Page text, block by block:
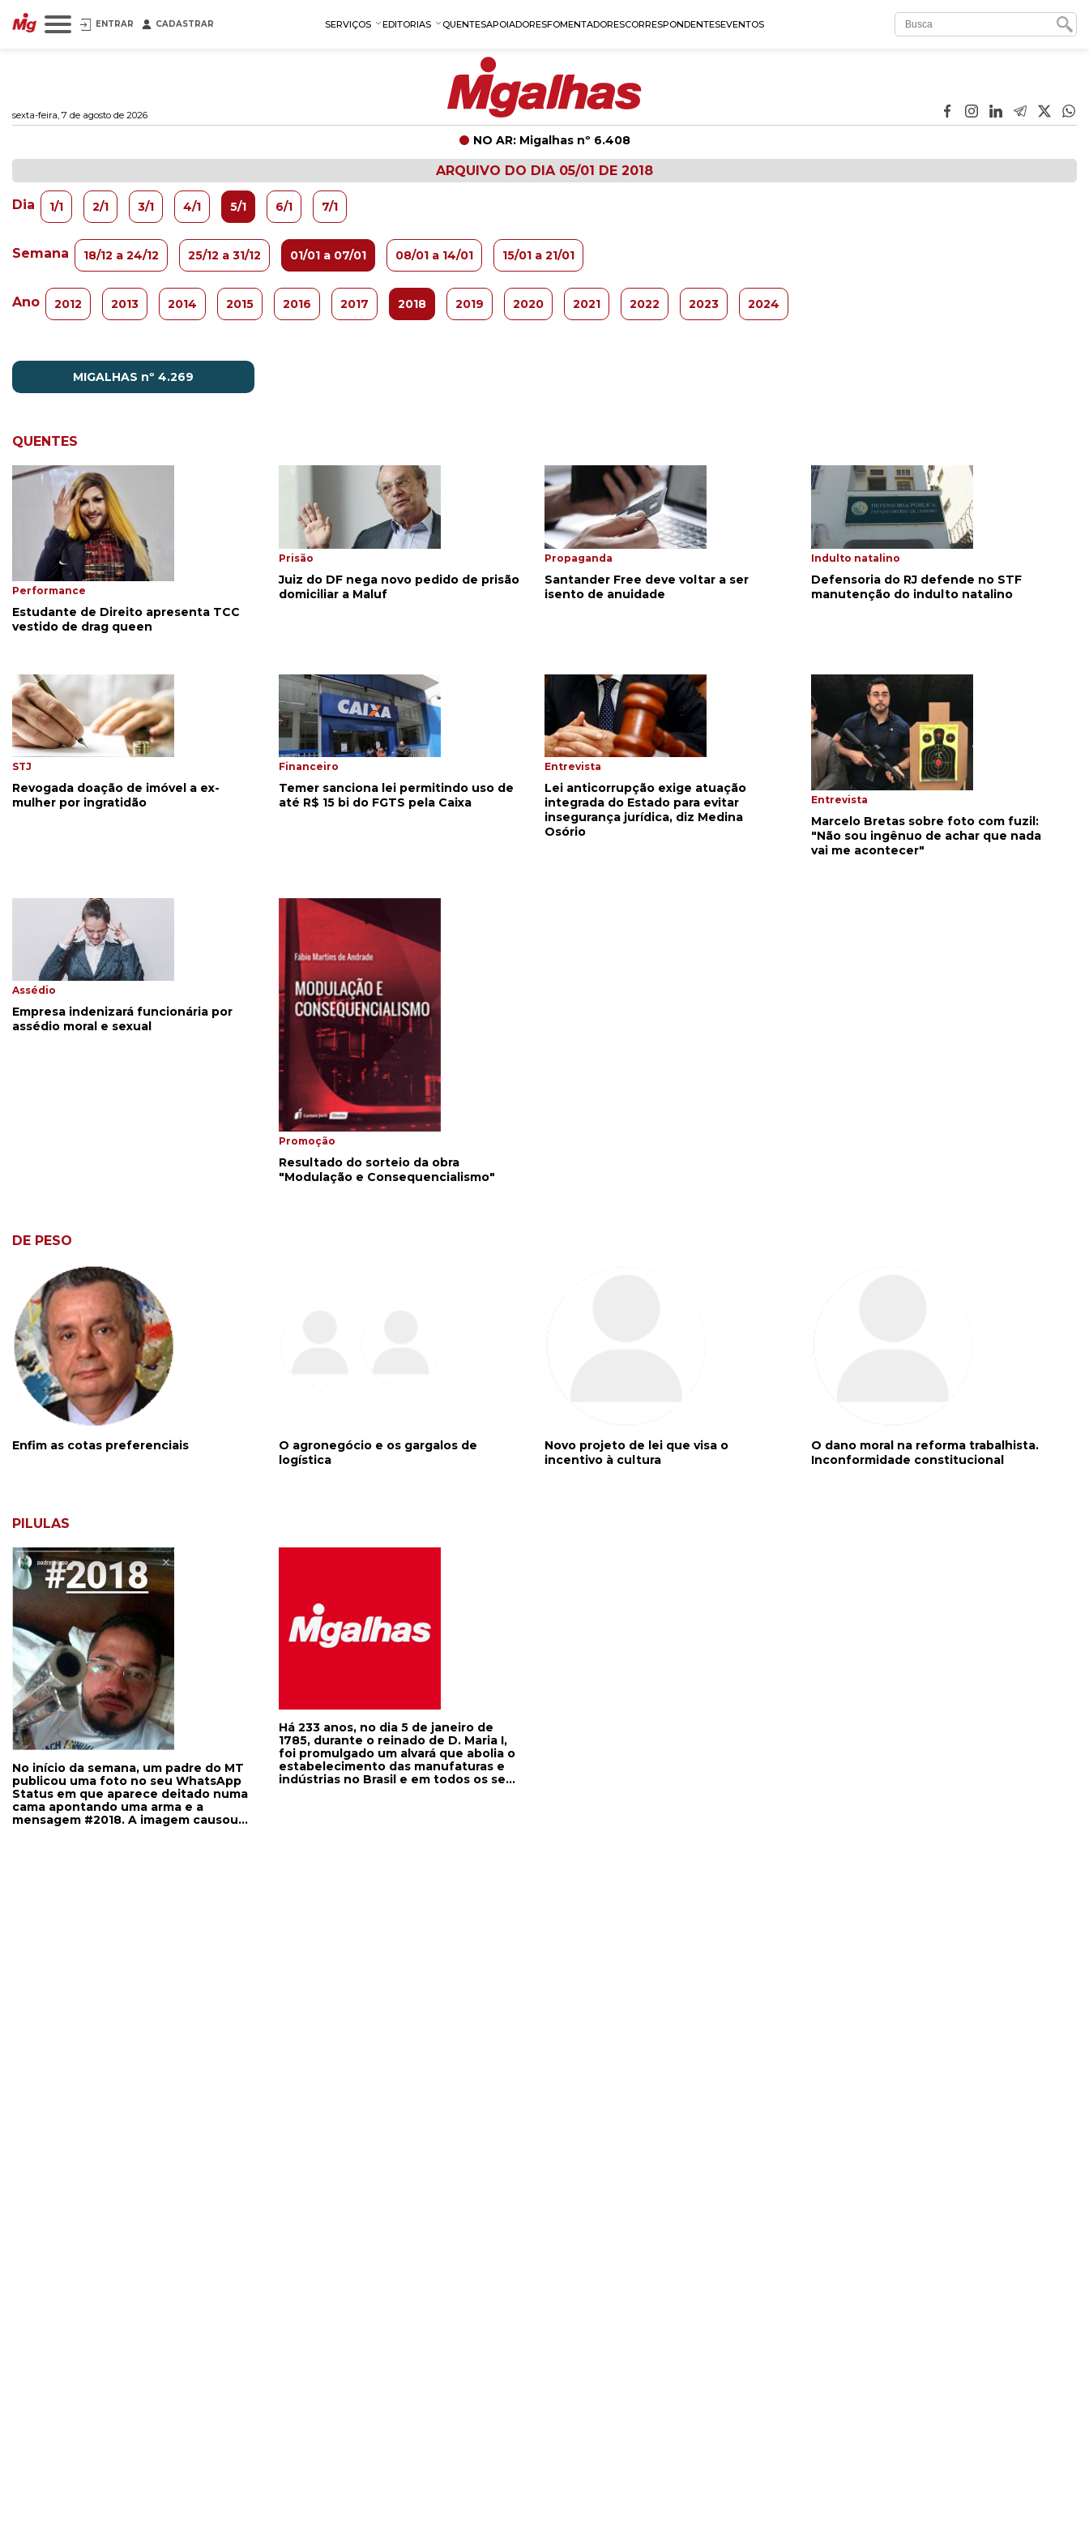
ENTRAR CADASTRAR SERVIÇOS EDITORIAS QUENTESAPOIADORESFOMENTADORESCORRESPONDENTESEVENTOS
sexta-feira, 7 de agosto de 2026
NO AR: Migalhas nº 6.408
ARQUIVO DO DIA 05/01 DE 2018
Dia 1/1 2/1 3/1 4/1 5/1 6/1 7/1
Semana 18/12 a 24/12 25/12 a 31/12 01/01 a 07/01 08/01 a 14/01 15/01 a 21/01
Ano 2012 2013 2014 2015 2016 2017 2018 2019 2020 2021 2022 2023 2024
MIGALHAS nº 4.269
QUENTES
Performance
Estudante de Direito apresenta TCC
vestido de drag queen
Prisão
Juiz do DF nega novo pedido de prisão
domiciliar a Maluf
Propaganda
Santander Free deve voltar a ser
isento de anuidade
Indulto natalino
Defensoria do RJ defende no STF
manutenção do indulto natalino
STJ
Revogada doação de imóvel a ex-
mulher por ingratidão
Financeiro
Temer sanciona lei permitindo uso de
até R$ 15 bi do FGTS pela Caixa
Entrevista
Lei anticorrupção exige atuação
integrada do Estado para evitar
insegurança jurídica, diz Medina
Osório
Entrevista
Marcelo Bretas sobre foto com fuzil:
"Não sou ingênuo de achar que nada
vai me acontecer"
Assédio
Empresa indenizará funcionária por
assédio moral e sexual
Promoção
Resultado do sorteio da obra
"Modulação e Consequencialismo"
DE PESO
Enfim as cotas preferenciais
O agronegócio e os gargalos de
logística
Novo projeto de lei que visa o
incentivo à cultura
O dano moral na reforma trabalhista.
Inconformidade constitucional
PILULAS
No início da semana, um padre do MT
publicou uma foto no seu WhatsApp
Status em que aparece deitado numa
cama apontando uma arma e a
mensagem #2018. A imagem causou
Há 233 anos, no dia 5 de janeiro de
1785, durante o reinado de D. Maria I,
foi promulgado um alvará que abolia o
estabelecimento das manufaturas e
indústrias no Brasil e em todos os seus